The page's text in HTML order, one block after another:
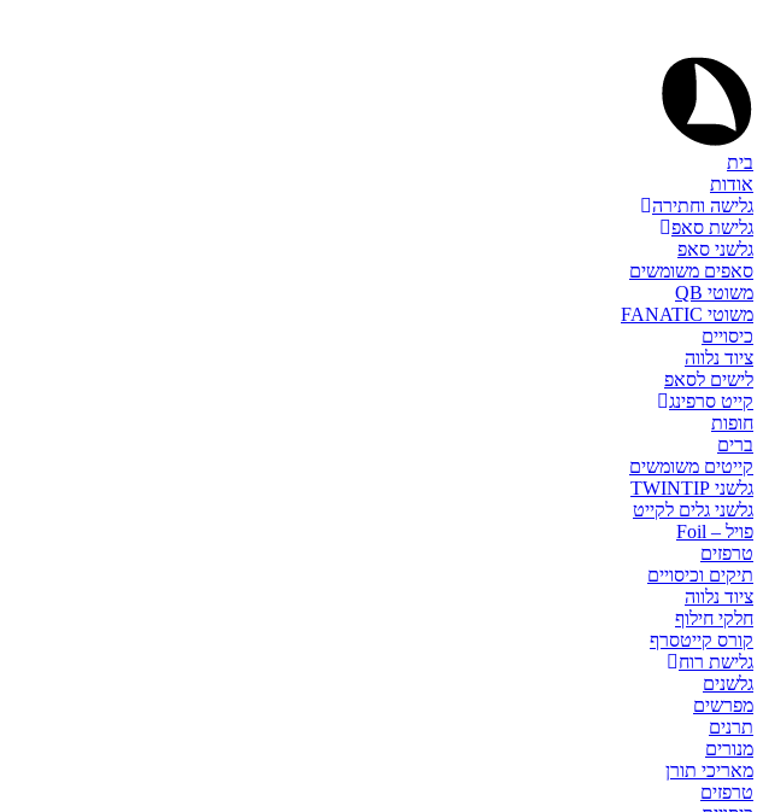
בית
אודות
גלישה וחתירה
גלישת סאפ
גלשני סאפ
סאפים משומשים
משוטי QB
משוטי FANATIC
כיסויים
ציוד נלווה
לישים לסאפ
קייט סרפינג
חופות
ברים
קייטים משומשים
גלשני TWINTIP
גלשני גלים לקייט
פויל – Foil
טרפזים
תיקים וכיסויים
ציוד נלווה
חלקי חילוף
קורס קייטסרף
גלישת רוח
גלשנים
מפרשים
תרנים
מנורים
מאריכי תורן
טרפזים